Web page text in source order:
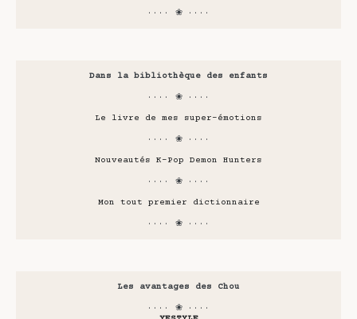
···· ❀ ····
Dans la bibliothèque des enfants
···· ❀ ····
Le livre de mes super-émotions
···· ❀ ····
Nouveautés K-Pop Demon Hunters
···· ❀ ····
Mon tout premier dictionnaire
···· ❀ ····
Les avantages des Chou
···· ❀ ····